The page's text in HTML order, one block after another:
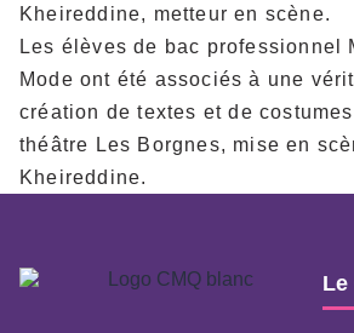
Kheireddine, metteur en scène.
Les élèves de bac professionnel
Mode ont été associés à une
création de textes et de
théâtre Les Borgnes, mise en
Kheireddine.
Le